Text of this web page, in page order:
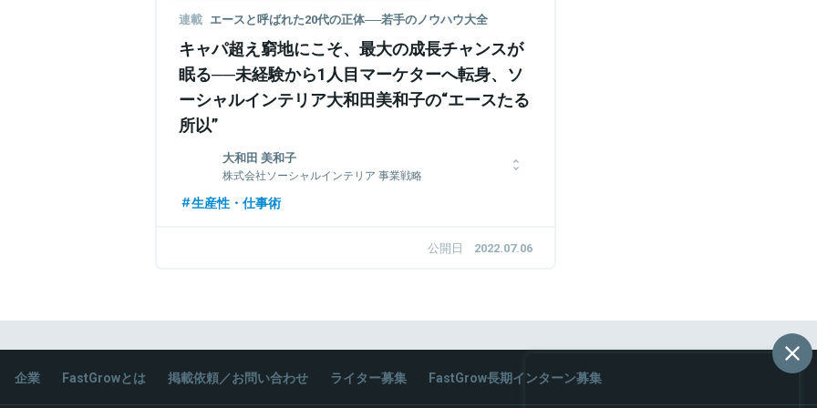
連載 エースと呼ばれた20代の正体──若手のノウハウ大全
キャパ超え窮地にこそ、最大の成長チャンスが
眠る──未経験から1人目マーケターへ転身、ソ
ーシャルインテリア大和田美和子の“エースたる
所以”
大和田 美和子
株式会社ソーシャルインテリア 事業戦略
新卒で、ヴァンテージマネジメント株式会社に入社しデジタルマ
インハウス支援事業によるデジタルマーケティングのコンサル・
関連情報をみる
生産性・仕事術
公開日 2022.07.06
企業 FastGrowとは 掲載依頼／お問い合わせ ライター募集 FastGrow長期インターン募集